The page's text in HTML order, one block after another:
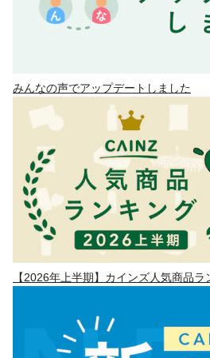
みんなの声でアップデートしました
【2026年上半期】カインズ人気商品ラ